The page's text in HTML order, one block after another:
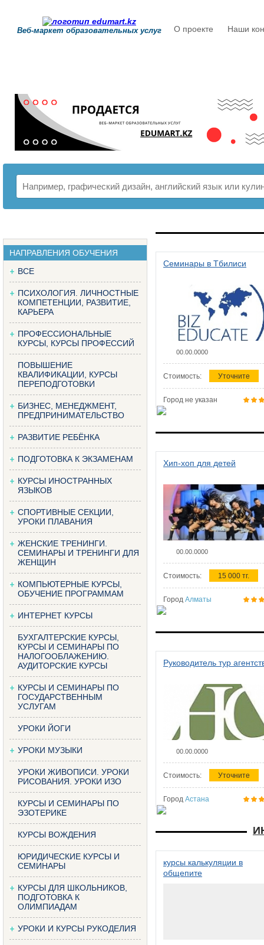
Веб-маркет образовательных услуг О проекте Наши
НАПРАВЛЕНИЯ ОБУЧЕНИЯ
ВСЕ
ПСИХОЛОГИЯ. ЛИЧНОСТНЫЕ
КОМПЕТЕНЦИИ, РАЗВИТИЕ,
КАРЬЕРА
ПРОФЕССИОНАЛЬНЫЕ
КУРСЫ, КУРСЫ ПРОФЕССИЙ
ПОВЫШЕНИЕ
КВАЛИФИКАЦИИ, КУРСЫ
ПЕРЕПОДГОТОВКИ
БИЗНЕС, МЕНЕДЖМЕНТ,
ПРЕДПРИНИМАТЕЛЬСТВО
РАЗВИТИЕ РЕБЁНКА
ПОДГОТОВКА К ЭКЗАМЕНАМ
КУРСЫ ИНОСТРАННЫХ
ЯЗЫКОВ
СПОРТИВНЫЕ СЕКЦИИ,
УРОКИ ПЛАВАНИЯ
ЖЕНСКИЕ ТРЕНИНГИ.
СЕМИНАРЫ И ТРЕНИНГИ ДЛЯ
ЖЕНЩИН
КОМПЬЮТЕРНЫЕ КУРСЫ,
ОБУЧЕНИЕ ПРОГРАММАМ
ИНТЕРНЕТ КУРСЫ
БУХГАЛТЕРСКИЕ КУРСЫ,
КУРСЫ И СЕМИНАРЫ ПО
НАЛОГООБЛАЖЕНИЮ.
АУДИТОРСКИЕ КУРСЫ
КУРСЫ И СЕМИНАРЫ ПО
ГОСУДАРСТВЕННЫМ
УСЛУГАМ
УРОКИ ЙОГИ
УРОКИ МУЗЫКИ
УРОКИ ЖИВОПИСИ. УРОКИ
РИСОВАНИЯ. УРОКИ ИЗО
КУРСЫ И СЕМИНАРЫ ПО
ЭЗОТЕРИКЕ
КУРСЫ ВОЖДЕНИЯ
ЮРИДИЧЕСКИЕ КУРСЫ И
СЕМИНАРЫ
КУРСЫ ДЛЯ ШКОЛЬНИКОВ,
ПОДГОТОВКА К
ОЛИМПИАДАМ
УРОКИ И КУРСЫ РУКОДЕЛИЯ
Семинары в Тбилиси
00.00.0000
Стоимость: Уточните
Город не указан
Хип-хоп для детей
00.00.0000
Стоимость: 15 000 тг.
Город Алматы
Руководитель тур
00.00.0000
Стоимость: Уточните
Город Астана
курсы калькуляции в
общепите